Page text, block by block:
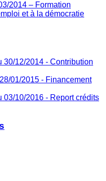
2014 – Formation
et à la démocratie
30/12/2014 - Contribution
01/2015 - Financement
03/10/2016 - Report crédits